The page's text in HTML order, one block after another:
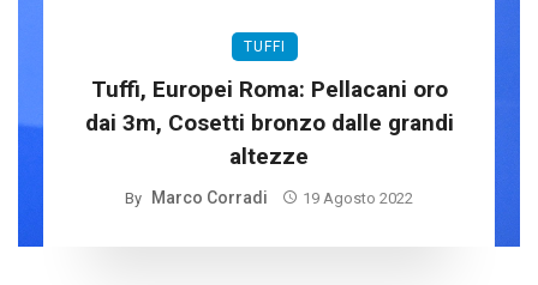
TUFFI
Tuffi, Europei Roma: Pellacani oro
dai 3m, Cosetti bronzo dalle grandi
altezze
By Marco Corradi 19 Agosto 2022